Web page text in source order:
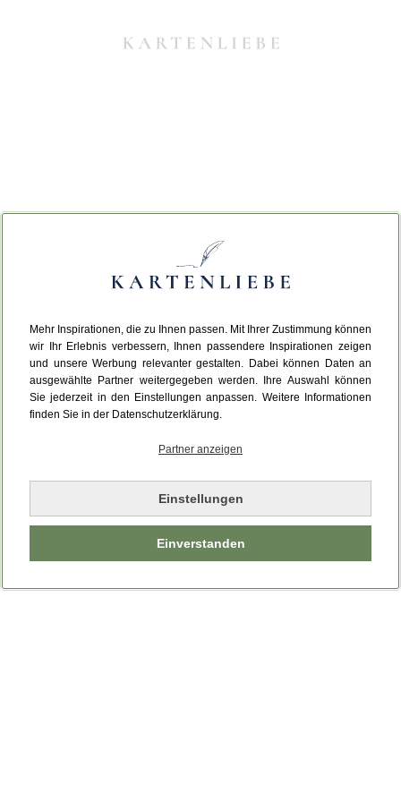
Mehr Inspirationen, die zu Ihnen passen. Mit Ihrer Zustimmung können
wir Ihr Erlebnis verbessern, Ihnen passendere Inspirationen zeigen
und unsere Werbung relevanter gestalten. Dabei können Daten an
ausgewählte Partner weitergegeben werden. Ihre Auswahl können
Sie jederzeit in den Einstellungen anpassen. Weitere Informationen
finden Sie in der Datenschutzerklärung.
Partner anzeigen
Einstellungen
Einverstanden
Da ist etwas schiefgelaufen.
Leider ist ein technischer Fehler aufgetreten.
Bitte laden Sie die Seite neu.